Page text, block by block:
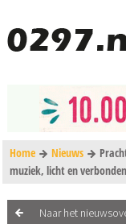
Home Nieuws
muziek, licht en
Naar het